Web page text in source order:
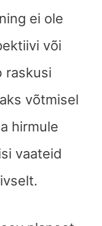
ei ole
või
raskusi
võtmisel
hirmule
vaateid